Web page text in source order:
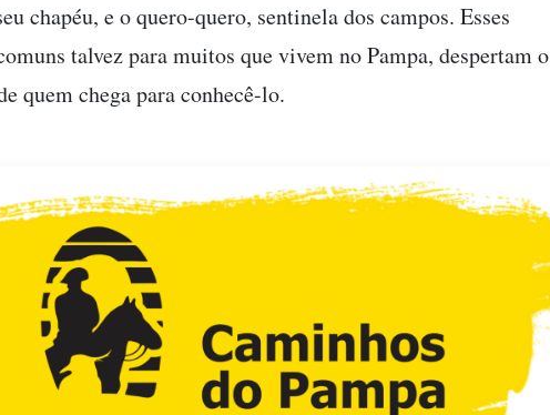
chapéu, e o quero-quero, sentinela dos campos. Esses
talvez para muitos que vivem no Pampa, despertam o
quem chega para conhecê-lo.